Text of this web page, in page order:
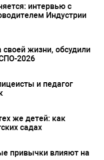
интервью с
Индустрии
своей жизни, обсудили
2026
и педагог
же детей: как
садах
привычки влияют на